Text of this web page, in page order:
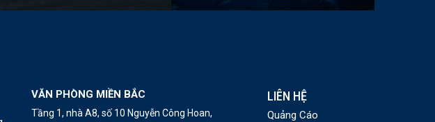
VĂN PHÒNG MIỀN BẮC
Tầng 1, nhà A8, số 10 Nguyễn Công Hoan,
LIÊN HỆ
Quảng Cáo